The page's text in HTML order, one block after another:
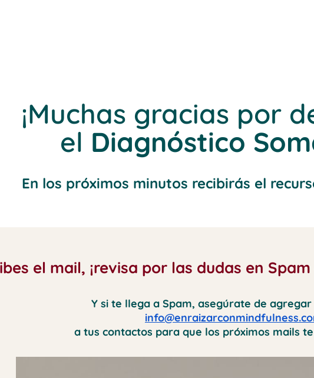
¡Muchas gracias por
el Diagnóstico
En los próximos minutos recibirás el
el mail, ¡revisa por las dudas en
Y si te llega a Spam, asegúrate de
a tus contactos para que los próximos mails